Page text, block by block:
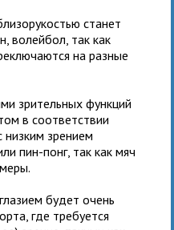
станет
волейбол, так как
на разные
зрительных функций
в соответствии
низким зрением
пин-понг, так как мяч
будет очень
где требуется